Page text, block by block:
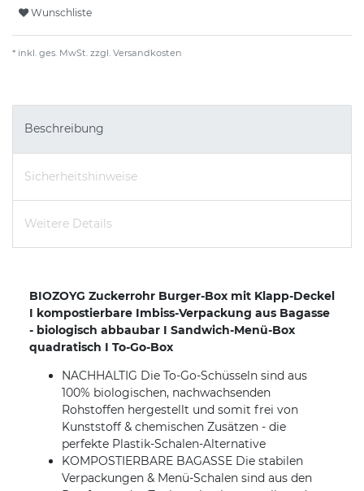
Wunschliste
* inkl. ges. MwSt. zzgl. Versandkosten
Beschreibung
Sicherheitshinweise
Weitere Details
BIOZOYG Zuckerrohr Burger-Box mit Klapp-Deckel
I kompostierbare Imbiss-Verpackung aus Bagasse
- biologisch abbaubar I Sandwich-Menü-Box
quadratisch I To-Go-Box
NACHHALTIG Die To-Go-Schüsseln sind aus
100% biologischen, nachwachsenden
Rohstoffen hergestellt und somit frei von
Kunststoff & chemischen Zusätzen - die
perfekte Plastik-Schalen-Alternative
KOMPOSTIERBARE BAGASSE Die stabilen
Verpackungen & Menü-Schalen sind aus den